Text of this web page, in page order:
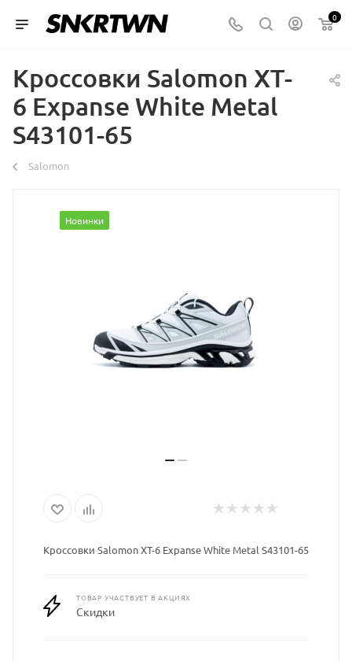
0
Кроссовки Salomon XT-
6 Expanse White Metal
S43101-65
Salomon
Новинки
Кроссовки Salomon XT-6 Expanse White Metal S43101-65
ТОВАР УЧАСТВУЕТ В АКЦИЯХ
Скидки